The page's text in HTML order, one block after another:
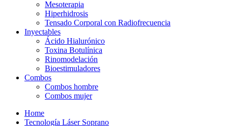
Mesoterapia
Hiperhidrosis
Tensado Corporal con Radiofrecuencia
Inyectables
Ácido Hialurónico
Toxina Botulínica
Rinomodelación
Bioestimuladores
Combos
Combos hombre
Combos mujer
Home
Tecnología Láser Soprano